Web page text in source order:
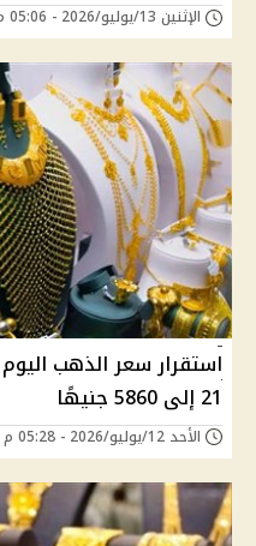
الإثنين 13/يوليو/2026 - 05:06 م
استقرار سعر الذهب
21 إلى 5860 جنيهًا
الأحد 12/يوليو/2026 - 05:28 م